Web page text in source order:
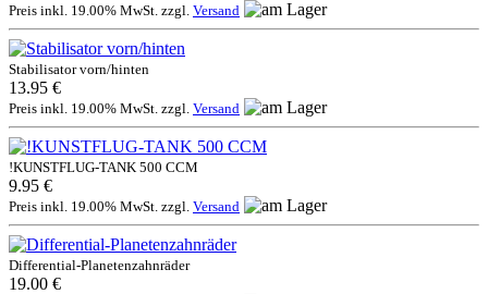
Preis inkl. 19.00% MwSt. zzgl. Versand
Stabilisator vorn/hinten
13.95 €
Preis inkl. 19.00% MwSt. zzgl. Versand
!KUNSTFLUG-TANK 500 CCM
9.95 €
Preis inkl. 19.00% MwSt. zzgl. Versand
Differential-Planetenzahnräder
19.00 €